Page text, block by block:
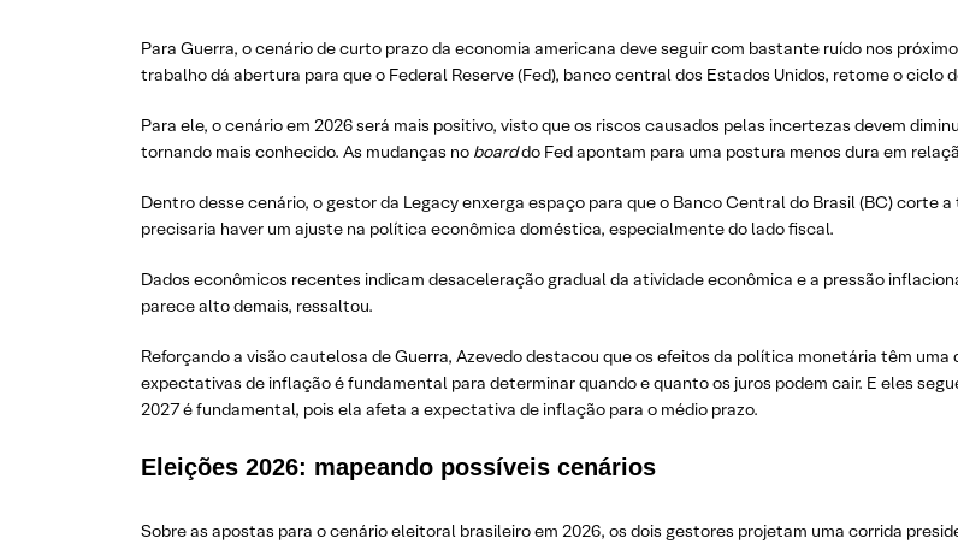
Para Guerra, o cenário de curto prazo da economia americana deve seguir com bastante ruído nos
trabalho dá abertura para que o Federal Reserve (Fed), banco central dos Estados Unidos, retome o ciclo
Para ele, o cenário em 2026 será mais positivo, visto que os riscos causados pelas incertezas devem
tornando mais conhecido. As mudanças no boarddo Fed apontam para uma postura menos dura em
Dentro desse cenário, o gestor da Legacy enxerga espaço para que o Banco Central do Brasil (BC) corte
precisaria haver um ajuste na política econômica doméstica, especialmente do lado fiscal.
Dados econômicos recentes indicam desaceleração gradual da atividade econômica e a pressão
parece alto demais, ressaltou.
Reforçando a visão cautelosa de Guerra, Azevedo destacou que os efeitos da política monetária têm
expectativas de inflação é fundamental para determinar quando e quanto os juros podem cair. E eles
2027 é fundamental, pois ela afeta a expectativa de inflação para o médio prazo.
Eleições 2026: mapeando possíveis cenários
Sobre as apostas para o cenário eleitoral brasileiro em 2026, os dois gestores projetam uma corrida